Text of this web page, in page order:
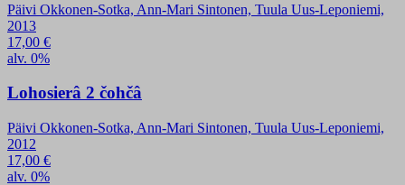
Päivi Okkonen-Sotka, Ann-Mari Sintonen, Tuula Uus-Leponiemi,
2013
17,00 €
alv. 0%
Lohosierâ 2 čohčâ
Päivi Okkonen-Sotka, Ann-Mari Sintonen, Tuula Uus-Leponiemi,
2012
17,00 €
alv. 0%